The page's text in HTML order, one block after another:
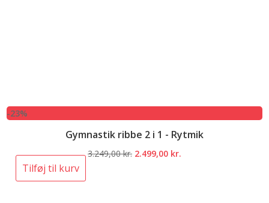
-23%
Gymnastik ribbe 2 i 1 - Rytmik
3.249,00kr. Den
2.499,00 kr.
Tilføj til kurv